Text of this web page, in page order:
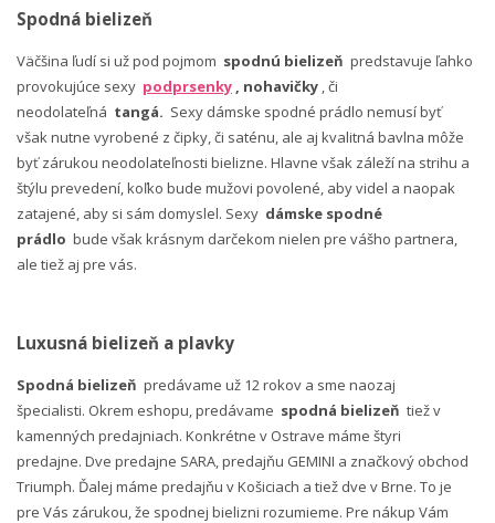
Spodná bielizeň
Väčšina ľudí si už pod pojmom spodnú bielizeň predstavuje ľahko
provokujúce sexy podprsenky , nohavičky , či
neodolateľná tangá. Sexy dámske spodné prádlo nemusí byť
však nutne vyrobené z čipky, či saténu, ale aj kvalitná bavlna môže
byť zárukou neodolateľnosti bielizne. Hlavne však záleží na strihu a
štýlu prevedení, koľko bude mužovi povolené, aby videl a naopak
zatajené, aby si sám domyslel. Sexy dámske spodné
prádlo bude však krásnym darčekom nielen pre vášho partnera,
ale tiež aj pre vás.
Luxusná bielizeň a plavky
Spodná bielizeň predávame už 12 rokov a sme naozaj
špecialisti. Okrem eshopu, predávame spodná bielizeň tiež v
kamenných predajniach. Konkrétne v Ostrave máme štyri
predajne. Dve predajne SARA, predajňu GEMINI a značkový obchod
Triumph. Ďalej máme predajňu v Košiciach a tiež dve v Brne. To je
pre Vás zárukou, že spodnej bielizni rozumieme. Pre nákup Vám